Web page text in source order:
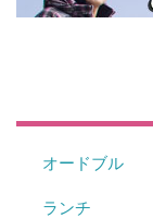
オードブル
ランチ